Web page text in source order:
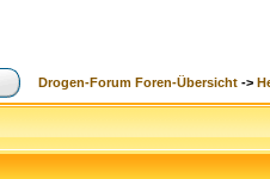
Drogen-Forum Foren-Übersicht ->